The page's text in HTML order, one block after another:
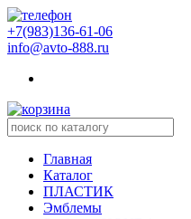
+7(983)136-61-06
info@avto-888.ru
Главная
Каталог
ПЛАСТИК
Эмблемы